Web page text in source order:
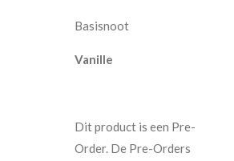
Basisnoot
Vanille
Dit product is een Pre-
Order. De Pre-Orders